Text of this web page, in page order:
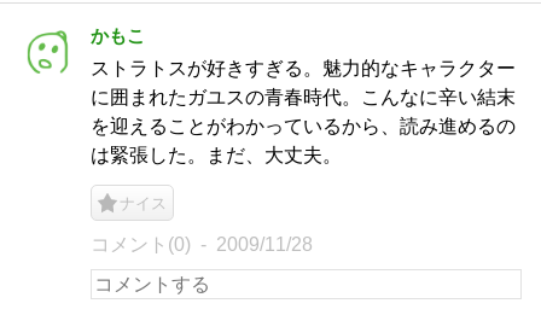
かもこ
ストラトスが好きすぎる。魅力的なキャラクター
に囲まれたガユスの青春時代。こんなに辛い結末
を迎えることがわかっているから、読み進めるの
は緊張した。まだ、大丈夫。
ナイス
コメント(0) 2009/11/28